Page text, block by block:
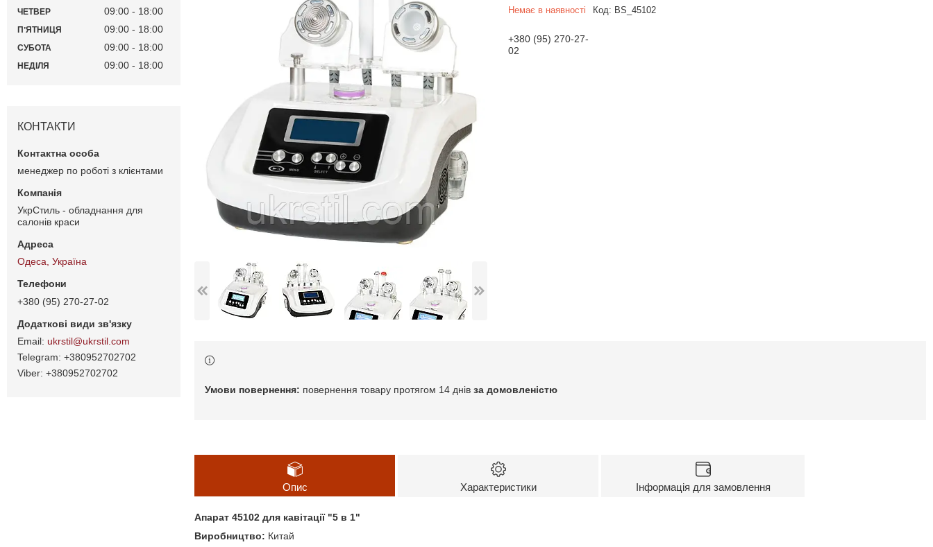
Немає в наявності Код: BS_45102
+380 (95) 270-27-
02
повернення товару протягом 14 днів за домовленістю
Опис Характеристики Інформація для замовлення
Апарат 45102 для кавітації "5 в 1"
Виробництво: Китай
ЧЕТВЕР 09:00 18:00
ПʼЯТНИЦЯ 09:00 18:00
СУБОТА 09:00 18:00
НЕДІЛЯ 09:00 18:00
КОНТАКТИ
менеджер по роботі з клієнтами
УкрСтиль - обладнання для
салонів краси
Одеса, Україна
+380 (95) 270-27-02
ukrstil@ukrstil.com
+380952702702
+380952702702